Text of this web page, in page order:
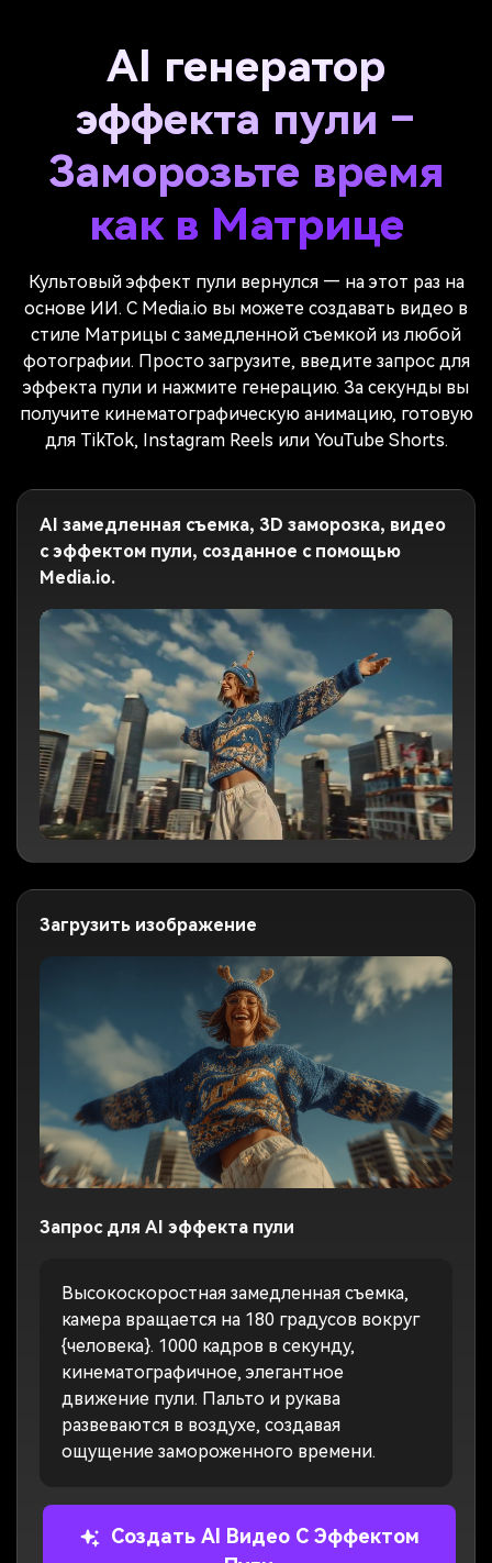
AI генератор
эффекта пули –
Заморозьте время
как в Матрице
Культовый эффект пули вернулся — на этот раз на
основе ИИ. С Media.io вы можете создавать видео в
стиле Матрицы с замедленной съемкой из любой
фотографии. Просто загрузите, введите запрос для
эффекта пули и нажмите генерацию. За секунды вы
получите кинематографическую анимацию, готовую
для TikTok, Instagram Reels или YouTube Shorts.
Загрузить изображение
Запрос для AI эффекта пули
Высокоскоростная замедленная съемка,
камера вращается на 180 градусов вокруг
{человека}. 1000 кадров в секунду,
кинематографичное, элегантное
движение пули. Пальто и рукава
развеваются в воздухе, создавая
ощущение замороженного времени.
Создать AI Видео С Эффектом
AI замедленная съемка, 3D заморозка, видео
с эффектом пули, созданное с помощью
Media.io.